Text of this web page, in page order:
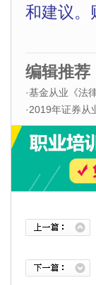
和建议。
编辑推荐
·基金从业《法
·2019年证券从